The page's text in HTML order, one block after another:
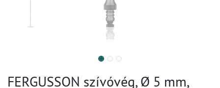
FERGUSSON szívóvég, Ø 5 mm,